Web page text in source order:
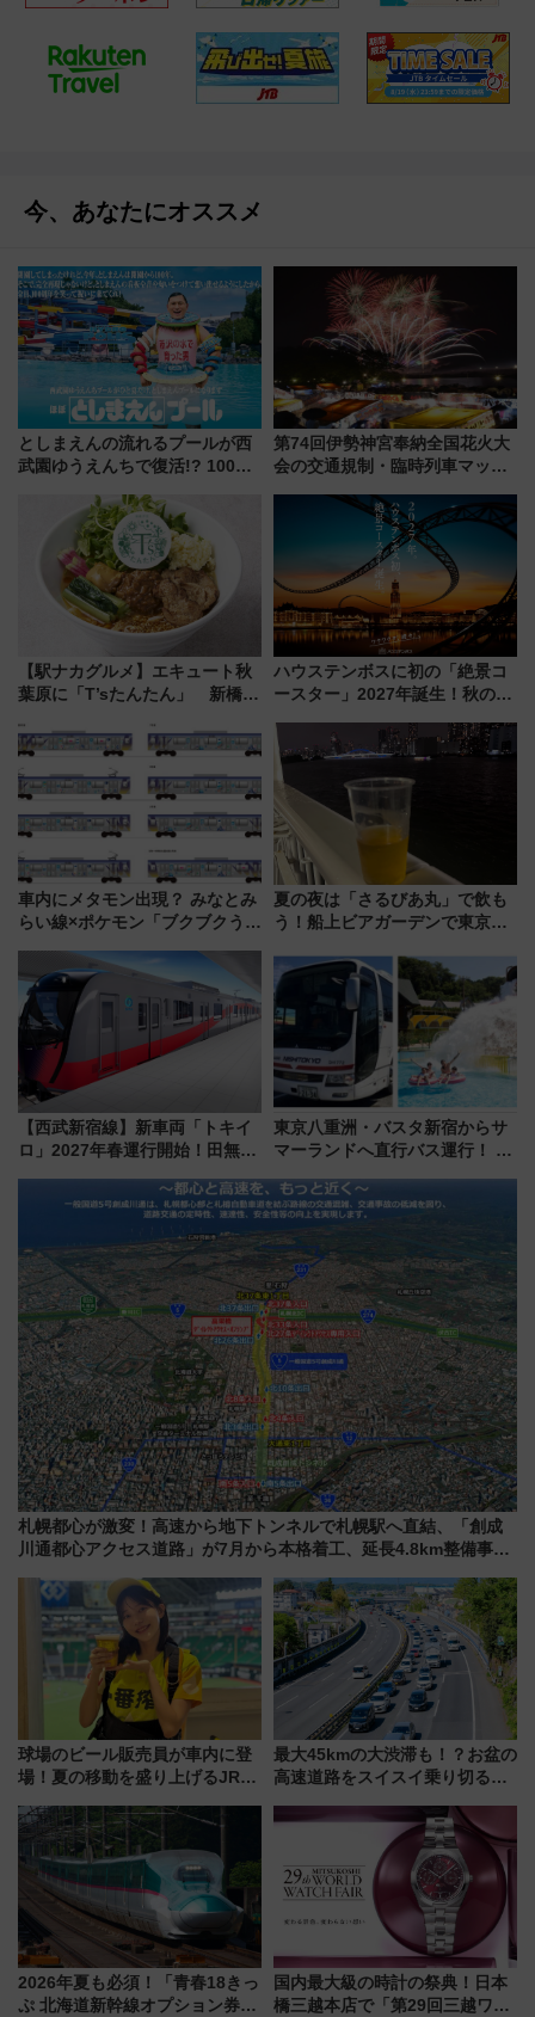
今、あなたにオススメ
としまえんの流れるプールが西
武園ゆうえんちで復活!? 100周
イダー」に注目 2026年夏は所
沢へ遊びに行こう
第74回伊勢神宮奉納全国花火大
会の交通規制・臨時列車マッ
【駅ナカグルメ】エキュート秋
葉原に「T’sたんたん」 新橋に
饅」、オムライス専門店「肉と
たまご」新グルメ続々登場！
【2026年8月】
ハウステンボスに初の「絶景コ
ースター」2027年誕生！秋の
ろも一挙紹介
車内にメタモン出現？ みなとみ
らい線×ポケモン「ブクブクうみ
行開始に！ この夏は直通列車で
横浜へ！
夏の夜は「さるびあ丸」で飲も
う！船上ビアガーデンで東京湾
杯……工場直送生ビールや島グ
ルメが美味い
【西武新宿線】新車両「トキイ
ロ」2027年春運行開始！田無・
東京八重洲・バスタ新宿からサ
マーランドへ直行バス運行！ お
推し活を楽しもう！（2026年
8/1～31）
札幌都心が激変！高速から地下トンネルで札幌駅へ直結、「創成
川通都心アクセス道路」が7月から本格着工、延長4.8km整備事業
球場のビール販売員が車内に登
場！夏の移動を盛り上げるJR九
月7日限定 ソフトバンクホーク
スとコラボ
最大45kmの大渋滞も！？お盆の
高速道路をスイスイ乗り切る快
2026年夏も必須！「青春18きっ
ぷ 北海道新幹線オプション券」
国内最大級の時計の祭典！日本
橋三越本店で「第29回三越ワー